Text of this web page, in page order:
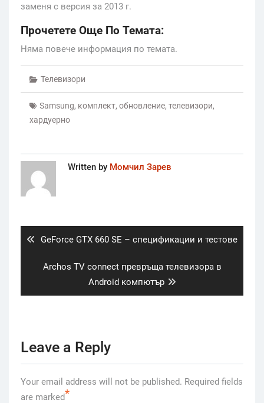
заменя с версия за 2013 г.
Прочетете Още По Темата:
Няма повече информация по темата.
Телевизори
Samsung, комплект, обновление, телевизори,
хардуерно
Written by Момчил Зарев
Previous
GeForce GTX 660 SE – спецификации и тестове
Next
Archos TV connect превръща телевизора в
Android компютър
Leave a Reply
Your email address will not be published. Required fields
are marked*